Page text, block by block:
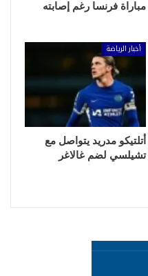
مباراة فرنسا رغم إصابته
أخبار الرياضة
أتلتيكو مدريد يتواصل مع
تشيلسي لضم غالاغر